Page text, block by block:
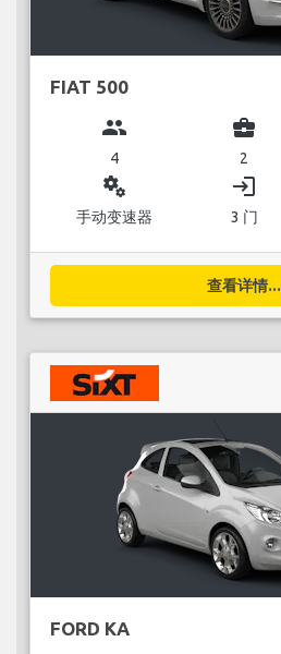
FIAT 500
group
4
business_center
2
miscellaneous_services
手动变速器
login
3 门
查看详情...
FORD KA